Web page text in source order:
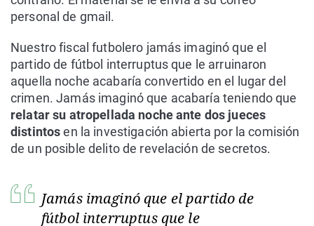
personal de gmail.
Nuestro fiscal futbolero jamás imaginó que el
partido de fútbol interruptus que le arruinaron
aquella noche acabaría convertido en el lugar del
crimen. Jamás imaginó que acabaría teniendo que
relatar su atropellada noche ante dos jueces
distintosen la investigación abierta por la comisión
de un posible delito de revelación de secretos.
Jamás imaginó que el partido de
fútbol interruptus que le